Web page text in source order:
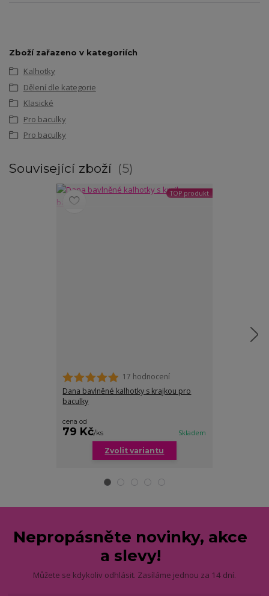
Zboží zařazeno v kategoriích
Kalhotky
Dělení dle kategorie
Klasické
Pro baculky
Pro baculky
Související zboží 5
TOP produkt
17 hodnocení
Dana bavlněné kalhotky s krajkou pro
baculky
cena od
79 Kč/ks Skladem
Zvolit variantu
Nepropásněte novinky, akce
a slevy!
Můžete se kdykoliv odhlásit. Zasíláme jednou za 14 dní.